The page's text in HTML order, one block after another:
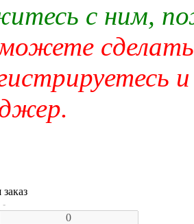
с ним,
сделать
-